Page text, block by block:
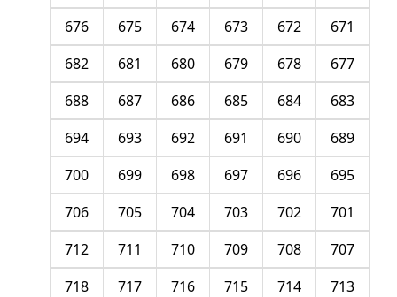
671
672
673
674
675
676
677
678
679
680
681
682
683
684
685
686
687
688
689
690
691
692
693
694
695
696
697
698
699
700
701
702
703
704
705
706
707
708
709
710
711
712
713
714
715
716
717
718